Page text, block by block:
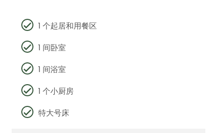
1 个起居和用餐区
1 间卧室
1 间浴室
1 个小厨房
特大号床